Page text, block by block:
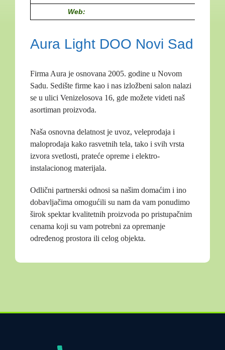
Web:
Aura Light DOO Novi Sad
Firma Aura je osnovana 2005. godine u Novom
Sadu. Sedište firme kao i nas izložbeni salon nalazi
se u ulici Venizelosova 16, gde možete videti naš
asortiman proizvoda.
Naša osnovna delatnost je uvoz, veleprodaja i
maloprodaja kako rasvetnih tela, tako i svih vrsta
izvora svetlosti, prateće opreme i elektro-
instalacionog materijala.
Odlični partnerski odnosi sa našim domaćim i ino
dobavljačima omogućili su nam da vam ponudimo
širok spektar kvalitetnih proizvoda po pristupačnim
cenama koji su vam potrebni za opremanje
određenog prostora ili celog objekta.